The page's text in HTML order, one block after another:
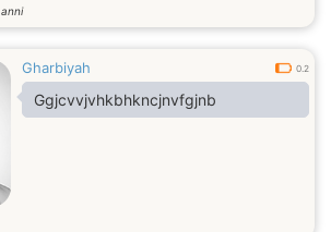
anni
Gharbiyah 0.2
Ggjcvvjvhkbhkncjnvfgjnb